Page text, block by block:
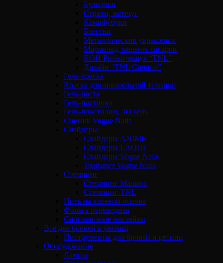
Бульонки
Стразы, жемчуг
Камифубуки
Блестки
Металлические украшения
Мармелад, меланж-сахарок
КОИ Рыбья чешуя “TNL”
Дизайн “TNL Сияние”
Гель-краска
Краска для акварельной техники
Гель-паста
Гель-паутинка
Гель-пластилин, 4D гель
Снежок Vogue Nails
Слайдеры
Слайдеры ANIME
Слайдеры LAQUE
Слайдеры Vogue Nails
Трафарет Vogue Nails
Стемпинг
Стемпинг Малина
Стемпинг-TNL
Нить на клеевой основе
Фольга переводная
Силиконовые наклейки
Все для бровей и ресниц
Инструменты для бровей и ресниц
Оборудование
Лампы